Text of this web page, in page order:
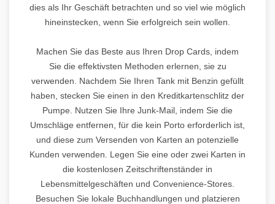
dies als Ihr Geschäft betrachten und so viel wie möglich
hineinstecken, wenn Sie erfolgreich sein wollen.
Machen Sie das Beste aus Ihren Drop Cards, indem
Sie die effektivsten Methoden erlernen, sie zu
verwenden. Nachdem Sie Ihren Tank mit Benzin gefüllt
haben, stecken Sie einen in den Kreditkartenschlitz der
Pumpe. Nutzen Sie Ihre Junk-Mail, indem Sie die
Umschläge entfernen, für die kein Porto erforderlich ist,
und diese zum Versenden von Karten an potenzielle
Kunden verwenden. Legen Sie eine oder zwei Karten in
die kostenlosen Zeitschriftenständer in
Lebensmittelgeschäften und Convenience-Stores.
Besuchen Sie lokale Buchhandlungen und platzieren